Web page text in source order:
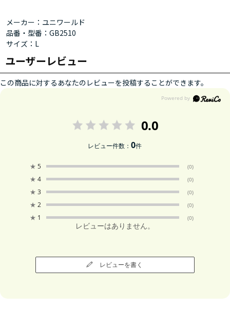
メーカー：ユニワールド
品番・型番：GB2510
サイズ：L
ユーザーレビュー
この商品に対するあなたのレビューを投稿することができます。
0.0
レビュー件数：0件
★ 5 (0)
★ 4 (0)
★ 3 (0)
★ 2 (0)
★ 1 (0)
レビューはありません。
レビューを書く